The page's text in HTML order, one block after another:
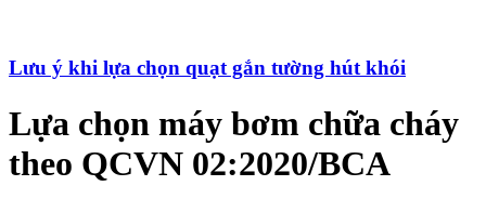
Lưu ý khi lựa chọn quạt gắn tường hút khói
Lựa chọn máy bơm chữa cháy
theo QCVN 02:2020/BCA